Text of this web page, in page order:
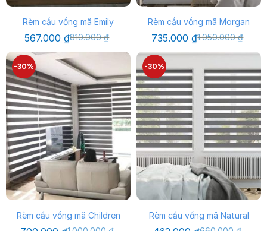
Rèm cầu vồng mã Emily
810.000₫
Giá
gốc
là:
810.000 ₫.
567.000₫Giá
hiện
tại
là:
567.000 ₫.
Rèm cầu vồng mã Morgan
1.050.000₫
Giá
là:
1.050.000 ₫.
735.000₫Giá
tại
là:
735.000 ₫.
-30%
Rèm cầu vồng mã Children
-30%
Rèm cầu vồng mã Natural